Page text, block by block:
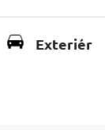
Exteriér